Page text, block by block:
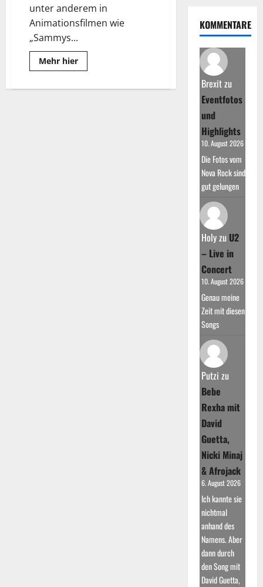
unter anderem in
Animationsfilmen wie
„Sammys...
Mehr hierRead
more
Meyer-
KOMMENTARE
Brexitzu
Eventfotos
und
Highlights
10. August 2026
Die Fotos vom
Nova Rock sind
gut gelungen
Holyzu U2
– Live in
Concert
10. August 2026
Genau meine
Zeit mit diesen
Songs
Putzi zu
Bebe
Rexha mit
David
Guetta,
Nicki Minaj
& Afrojack
6. August 2026
Ich kannte sie
nichtmal
anhand des
Namens. Aber
dann durch
den Song mit
David Guetta,